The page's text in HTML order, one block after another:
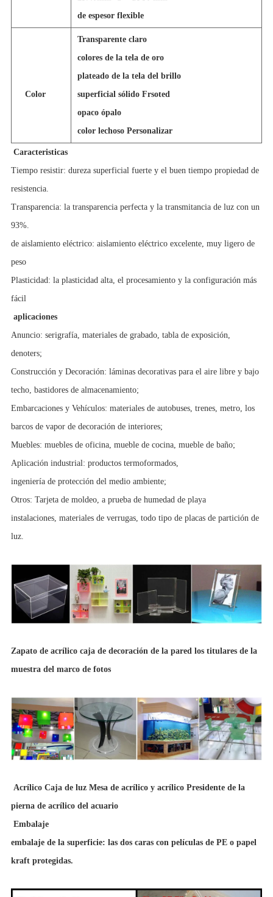
de espesor flexible
Color
Transparente claro
colores de la tela de oro
plateado de la tela del brillo
superficial sólido Frsoted
opaco ópalo
color lechoso Personalizar
Caracteristicas
Tiempo resistir: dureza superficial fuerte y el buen tiempo propiedad de
resistencia.
Transparencia: la transparencia perfecta y la transmitancia de luz con un
93%.
de aislamiento eléctrico: aislamiento eléctrico excelente, muy ligero de
peso
Plasticidad: la plasticidad alta, el procesamiento y la configuración más
fácil
aplicaciones
Anuncio: serigrafía, materiales de grabado, tabla de exposición,
denoters;
Construcción y Decoración: láminas decorativas para el aire libre y bajo
techo, bastidores de almacenamiento;
Embarcaciones y Vehículos: materiales de autobuses, trenes, metro, los
barcos de vapor de decoración de interiores;
Muebles: muebles de oficina, mueble de cocina, mueble de baño;
Aplicación industrial: productos termoformados,
ingeniería de protección del medio ambiente;
Otros: Tarjeta de moldeo, a prueba de humedad de playa
instalaciones, materiales de verrugas, todo tipo de placas de partición de
luz.
Zapato de acrílico caja de decoración de la pared los titulares de la
muestra del marco de fotos
Acrílico Caja de luz Mesa de acrílico y acrílico Presidente de la
pierna de acrílico del acuario
Embalaje
embalaje de la superficie: las dos caras con películas de PE o papel
kraft protegidas.